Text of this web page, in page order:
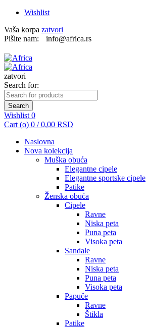
Wishlist
Vaša korpa zatvori
Pišite nam:
info@africa.rs
zatvori
Search for:
Search
Wishlist 0
Cart (o) 0 / 0,00 RSD
Naslovna
Nova kolekcija
Muška obuća
Elegantne cipele
Elegantne sportske cipele
Patike
Ženska obuća
Cipele
Ravne
Niska peta
Puna peta
Visoka peta
Sandale
Ravne
Niska peta
Puna peta
Visoka peta
Papuče
Ravne
Štikla
Patike